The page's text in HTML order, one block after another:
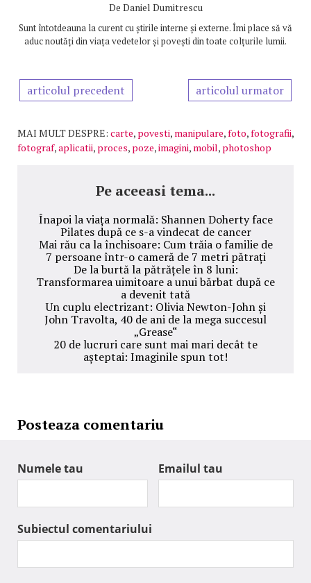
De Daniel Dumitrescu
Sunt întotdeauna la curent cu știrile interne și externe. Îmi place să vă
aduc noutăți din viața vedetelor și povești din toate colțurile lumii.
articolul precedent articolul urmator
MAI MULT DESPRE: carte, povesti, manipulare,foto,fotografii,
fotograf,aplicatii, proces, poze,imagini, mobil, photoshop
Pe aceeasi tema...
Înapoi la viața normală: Shannen Doherty face
Pilates după ce s-a vindecat de cancer
Mai rău ca la închisoare: Cum trăia o familie de
7 persoane într-o cameră de 7 metri pătrați
De la burtă la pătrățele în 8 luni:
Transformarea uimitoare a unui bărbat după ce
a devenit tată
Un cuplu electrizant: Olivia Newton-John și
John Travolta, 40 de ani de la mega succesul
„Grease“
20 de lucruri care sunt mai mari decât te
așteptai: Imaginile spun tot!
Posteaza comentariu
Numele tau Emailul tau
Subiectul comentariului